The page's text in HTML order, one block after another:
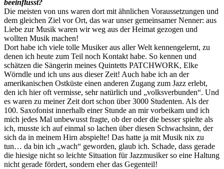
beeinflusst?
Die meisten von uns waren dort mit ähnlichen Voraussetzungen und
dem gleichen Ziel vor Ort, das war unser gemeinsamer Nenner: aus
Liebe zur Musik waren wir weg aus der Heimat gezogen und
wollten Musik machen!
Dort habe ich viele tolle Musiker aus aller Welt kennengelernt, zu
denen ich heute zum Teil noch Kontakt habe. So kennen und
schätzen die Sängerin meines Quintetts PATCHWORK, Elke
Wörndle und ich uns aus dieser Zeit! Auch habe ich an der
amerikanischen Ostküste einen anderen Zugang zum Jazz erlebt,
den ich hier oft vermisse, sehr natürlich und „volksverbunden“. Und
es waren zu meiner Zeit dort schon über 3000 Studenten. Als der
100. Saxofonist innerhalb einer Stunde an mir vorbeikam und ich
mich jedes Mal unbewusst fragte, ob der oder die besser spielte als
ich, musste ich auf einmal so lachen über diesen Schwachsinn, der
sich da in meinem Hirn abspielte! Das hatte ja mit Musik nix zu
tun… da bin ich „wach“ geworden, glaub ich. Schade, dass gerade
die hiesige nicht so leichte Situation für Jazzmusiker so eine Haltung
nicht gerade fördert, sondern eher das Gegenteil!